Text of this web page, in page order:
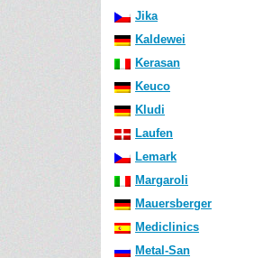
Jika
Kaldewei
Kerasan
Keuco
Kludi
Laufen
Lemark
Margaroli
Mauersberger
Mediclinics
Metal-San